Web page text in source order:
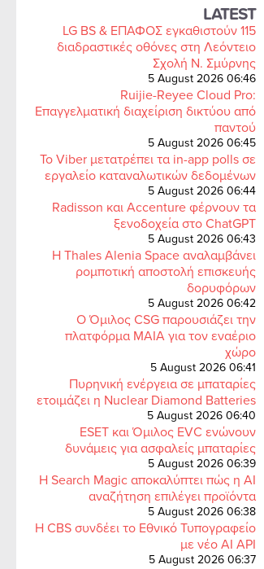
LATEST
LG BS & ΕΠΑΦΟΣ εγκαθιστούν 115
διαδραστικές οθόνες στη Λεόντειο
Σχολή Ν. Σμύρνης
5 August 2026 06:46
Ruijie-Reyee Cloud Pro:
Επαγγελματική διαχείριση δικτύου από
παντού
5 August 2026 06:45
Το Viber μετατρέπει τα in-app polls σε
εργαλείο καταναλωτικών δεδομένων
5 August 2026 06:44
Radisson και Accenture φέρνουν τα
ξενοδοχεία στο ChatGPT
5 August 2026 06:43
Η Thales Alenia Space αναλαμβάνει
ρομποτική αποστολή επισκευής
δορυφόρων
5 August 2026 06:42
Ο Όμιλος CSG παρουσιάζει την
πλατφόρμα MAIA για τον εναέριο
χώρο
5 August 2026 06:41
Πυρηνική ενέργεια σε μπαταρίες
ετοιμάζει η Nuclear Diamond Batteries
5 August 2026 06:40
ESET και Όμιλος EVC ενώνουν
δυνάμεις για ασφαλείς μπαταρίες
5 August 2026 06:39
Η Search Magic αποκαλύπτει πώς η AI
αναζήτηση επιλέγει προϊόντα
5 August 2026 06:38
Η CBS συνδέει το Εθνικό Τυπογραφείο
με νέο AI API
5 August 2026 06:37